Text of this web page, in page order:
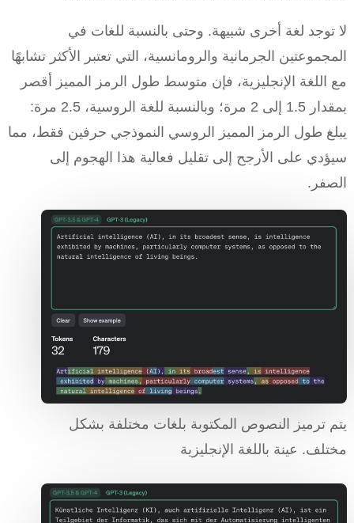
لا توجد لغة أخرى شبيهة. وحتى بالنسبة للغات في
المجموعتين الجرمانية والرومانسية، التي تعتبر الأكثر تشابهًا
مع اللغة الإنجليزية، فإن متوسط طول الرمز المميز أقصر
بمقدار 1.5 إلى 2 مرة؛ وبالنسبة للغة الروسية، 2.5 مرة:
يبلغ طول الرمز المميز الروسي النموذجي حرفين فقط، مما
سيؤدي على الأرجح إلى تقليل فعالية هذا الهجوم إلى
الصفر.
يتم ترميز النصوص المكتوبة بلغات مختلفة بشكل
مختلف. عينة باللغة الإنجليزية